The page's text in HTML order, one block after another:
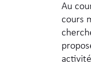
Au
cours